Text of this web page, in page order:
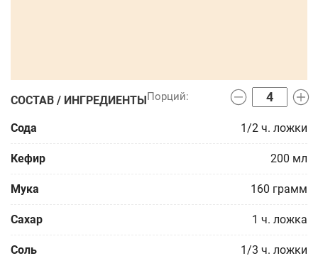
СОСТАВ / ИНГРЕДИЕНТЫ
Сода 1/2 ч. ложки
Кефир 200 мл
Мука 160 грамм
Сахар 1 ч. ложка
Соль 1/3 ч. ложки